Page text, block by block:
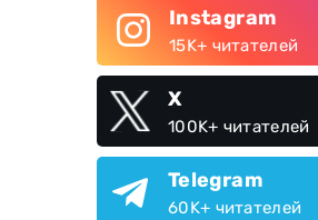
Instagram
15K+ читателей
X
100K+ читателей
Telegram
60K+ читателей